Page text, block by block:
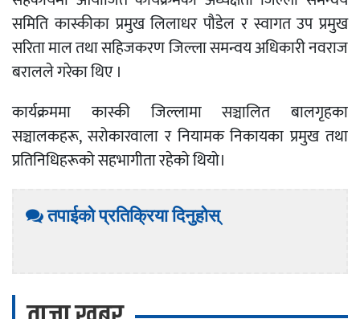
समिति कास्कीका प्रमुख लिलाधर पौडेल र स्वागत उप प्रमुख
सरिता माल तथा सहिजकरण जिल्ला समन्वय अधिकारी नवराज
बरालले गरेका थिए ।
कार्यक्रममा कास्की जिल्लामा सञ्चालित बालगृहका
सञ्चालकहरू, सरोकारवाला र नियामक निकायका प्रमुख तथा
प्रतिनिधिहरूको सहभागीता रहेको थियो।
तपाईको प्रतिक्रिया दिनुहोस्